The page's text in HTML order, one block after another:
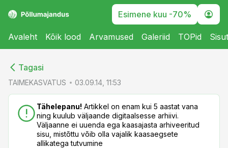
Esimene kuu -70%
Avaleht Kõik lood Arvamused Galeriid TOPid
Tagasi
TAIMEKASVATUS 03.09.14, 11:53
Tähelepanu! Artikkel on enam kui 5 aastat vana
ning kuulub väljaande digitaalsesse arhiivi.
Väljaanne ei uuenda ega kaasajasta arhiveeritud
sisu, mistõttu võib olla vajalik kaasaegsete
allikatega tutvumine